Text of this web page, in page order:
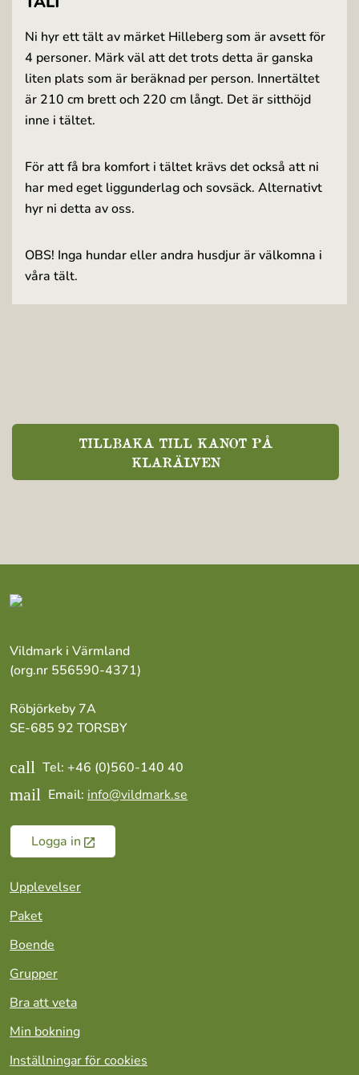
Ni hyr ett tält av märket Hilleberg som är avsett för
4 personer. Märk väl att det trots detta är ganska
liten plats som är beräknad per person. Innertältet
är 210 cm brett och 220 cm långt. Det är sitthöjd
inne i tältet.
För att få bra komfort i tältet krävs det också att ni
har med eget liggunderlag och sovsäck. Alternativt
hyr ni detta av oss.
OBS! Inga hundar eller andra husdjur är välkomna i
våra tält.
TILLBAKA TILL KANOT PÅ
KLARÄLVEN
Vildmark i Värmland
(org.nr 556590-4371)
Röbjörkeby 7A
SE-685 92 TORSBY
call Tel: +46 (0)560-140 40
mail Email: info@vildmark.se
Logga in
Upplevelser
Paket
Boende
Grupper
Bra att veta
Min bokning
Inställningar för cookies